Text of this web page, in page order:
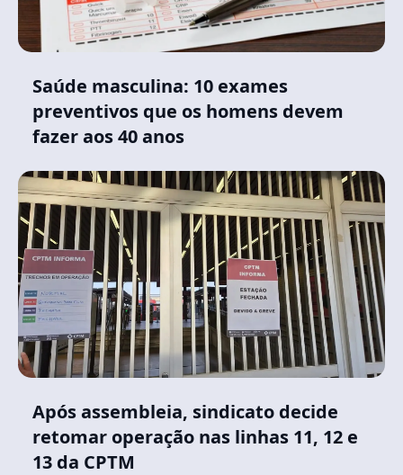
Saúde masculina: 10 exames
preventivos que os homens devem
fazer aos 40 anos
Após assembleia, sindicato decide
retomar operação nas linhas 11, 12 e
13 da CPTM